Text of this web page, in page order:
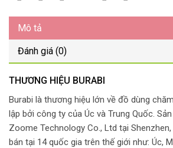
Mô tả
Đánh giá (0)
THƯƠNG HIỆU BURABI
Burabi là thương hiệu lớn về đồ dùng
lập bởi công ty của Úc và Trung Quốc.
Zoome Technology Co., Ltd tại
bán tại 14 quốc gia trên thế giới như: Úc,